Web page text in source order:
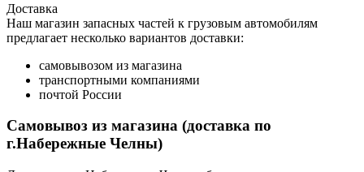
Доставка
Наш магазин запасных частей к грузовым автомобилям
предлагает несколько вариантов доставки:
самовывозом из магазина
транспортными компаниями
почтой России
Самовывоз из магазина (доставка по
г.Набережные Челны)